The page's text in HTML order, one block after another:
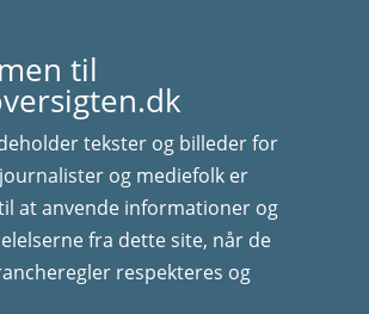
til
tekster og billeder for
og mediefolk er
at anvende informationer og
fra dette site, når de
respekteres og